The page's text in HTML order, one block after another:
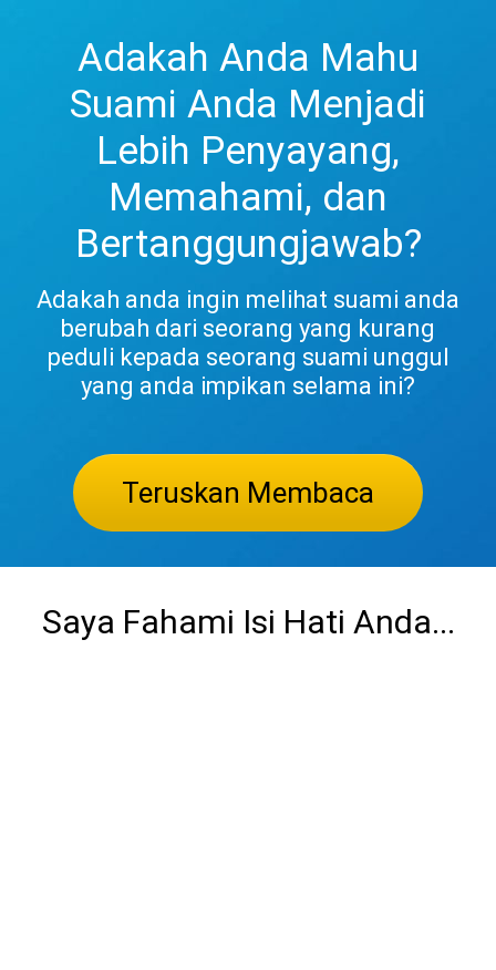
Adakah Anda Mahu
Suami Anda Menjadi
Lebih Penyayang,
Memahami, dan
Bertanggungjawab?
Adakah anda ingin melihat suami anda
berubah dari seorang yang kurang
peduli kepada seorang suami unggul
yang anda impikan selama ini?
Teruskan Membaca
Saya Fahami Isi Hati Anda...